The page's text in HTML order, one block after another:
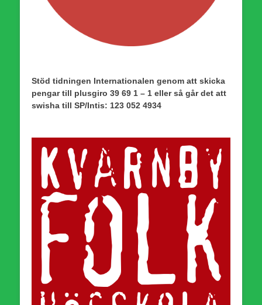
Stöd tidningen Internationalen genom att skicka
pengar till plusgiro 39 69 1 – 1 eller så går det att
swisha till SP/Intis: 123 052 4934